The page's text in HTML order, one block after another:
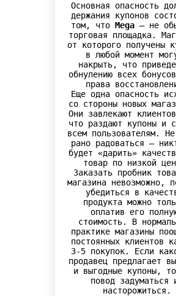
Основная опасность
держания купонов
том, что Mega – не
торговая площадка.
от которого получены
в любой момент
накрыть, что
обнулению всех
права
Еще одна опасность
со стороны новых
Они завлекают
что раздают купоны и
всем пользователям.
рано радоваться –
будет «дарить»
товар по низкой
Заказать пробник
магазина невозможно,
убедиться в
продукта можно
оплатив его
стоимость. В
практике магазины
постоянных клиентов
3-5 покупок. Если
продавец предлагает
и выгодные купоны,
повод задуматься
насторожиться.